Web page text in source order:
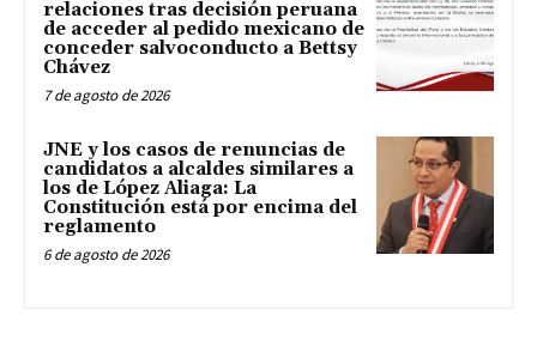
relaciones tras decisión peruana
de acceder al pedido mexicano de
conceder salvoconducto a Bettsy
Chávez
7 de agosto de 2026
JNE y los casos de renuncias de
candidatos a alcaldes similares a
los de López Aliaga: La
Constitución está por encima del
reglamento
6 de agosto de 2026